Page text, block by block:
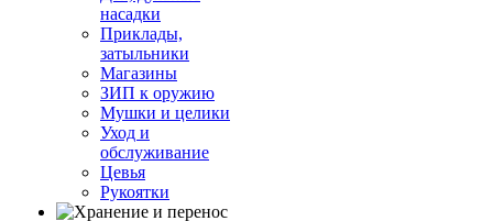
насадки
Приклады,
затыльники
Магазины
ЗИП к оружию
Мушки и целики
Уход и
обслуживание
Цевья
Рукоятки